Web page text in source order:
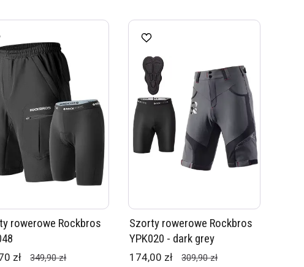
rowerowe Rockbros
zł 349,90 zł
Szorty rowerowe Rockbros
YPK020 - dark grey
174,00 zł 309,90 zł